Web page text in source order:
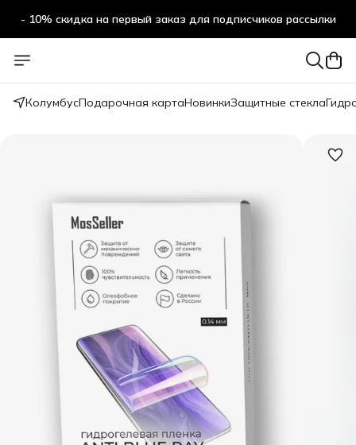
- 10% скидка на первый заказ для подписчиков рассылки
КолумбусПодарочная картаНовинкиЗащитные стекла